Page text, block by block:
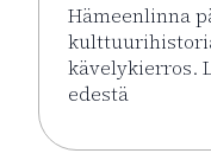
Hämeenlinna
kävelykierros.
edestä
Lue lisää